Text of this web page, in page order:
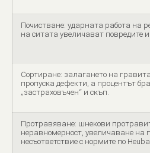
Почистване: ударната работа на
на ситата увеличават повредите
Сортиране: залагането на
пропуска дефекти, а процентът
„застраховъчен“ и скъп.
Протравяване: шнекови
неравномерност, увеличаване на
несъответствие с нормите по